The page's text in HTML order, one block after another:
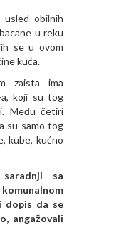
usled obilnih
u reku
se u ovom
kuća.
zaista ima
a, koji su tog
Među četiri
su samo tog
kube, kućno
sa
dopis da se
angažovali